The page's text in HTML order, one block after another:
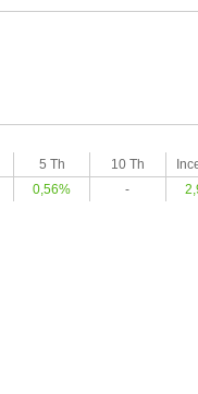
5 Th 10 Th
0,56% -